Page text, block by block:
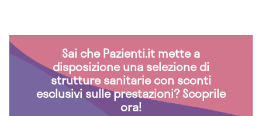
Sai che Pazienti.it mette a
disposizione una selezione di
strutture sanitarie con sconti
esclusivi sulle prestazioni? Scoprile
ora!